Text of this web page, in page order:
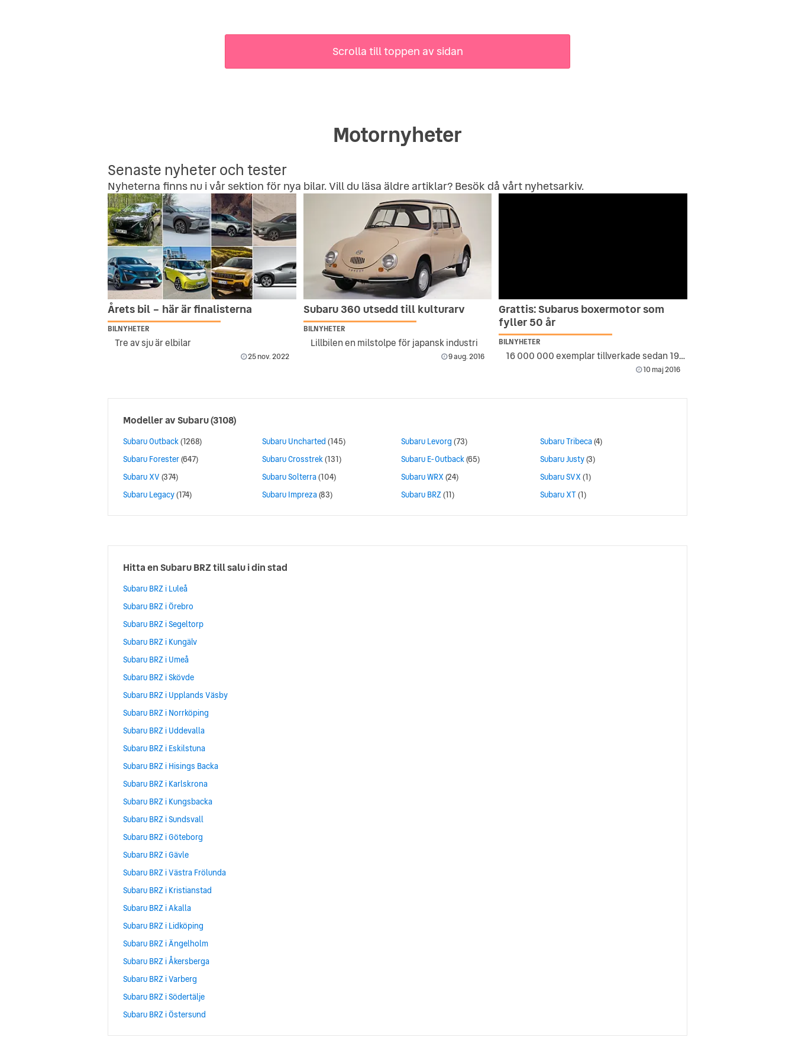
Scrolla till toppen av sidan
Motornyheter
Senaste nyheter och tester
Nyheterna finns nu i vår sektion för nya bilar. Vill du läsa äldre artiklar? Besök då vårtnyhetsarkiv.
Årets bil – här är finalisterna
BILNYHETER
Tre av sju är elbilar
25 nov. 2022
Subaru 360 utsedd till kulturarv
BILNYHETER
Lillbilen en milstolpe för japansk industri
9 aug. 2016
Grattis: Subarus boxermotor som
fyller 50 år
BILNYHETER
16 000 000 exemplar tillverkade sedan 1966
10 maj 2016
Modeller avSubaru(3108)
Subaru Outback(1268)
Subaru Forester(647)
Subaru XV (374)
Subaru Legacy(174)
Subaru Uncharted (145)
Subaru Crosstrek(131)
Subaru Solterra(104)
Subaru Impreza(83)
Subaru Levorg (73)
Subaru E-Outback(65)
Subaru WRX (24)
Subaru BRZ(11)
Subaru Tribeca(4)
Subaru Justy(3)
Subaru SVX (1)
Subaru XT(1)
Hitta en Subaru BRZ till salu i din stad
Subaru BRZ i Luleå
Subaru BRZ i Örebro
Subaru BRZ i Segeltorp
Subaru BRZ i Kungälv
Subaru BRZ i Umeå
Subaru BRZ i Skövde
Subaru BRZ i Upplands Väsby
Subaru BRZ i Norrköping
Subaru BRZ i Uddevalla
Subaru BRZ i Eskilstuna
Subaru BRZ i Hisings Backa
Subaru BRZ i Karlskrona
Subaru BRZ i Kungsbacka
Subaru BRZ i Sundsvall
Subaru BRZ i Göteborg
Subaru BRZ i Gävle
Subaru BRZ i Västra Frölunda
Subaru BRZ i Kristianstad
Subaru BRZ i Akalla
Subaru BRZ i Lidköping
Subaru BRZ i Ängelholm
Subaru BRZ i Åkersberga
Subaru BRZ i Varberg
Subaru BRZ i Södertälje
Subaru BRZ i Östersund